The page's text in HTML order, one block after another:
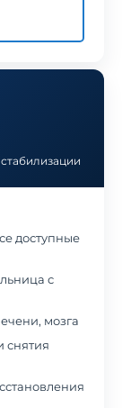
доступные
с
мозга
снятия